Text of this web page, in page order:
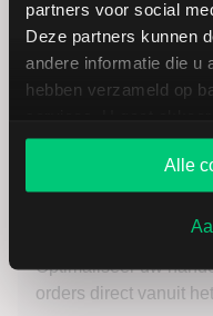
partners voor social
Deze partners kunnen
andere informatie die u
hebben verzameld op
website blijft gebruiken.
Alle
Optimaliseer uw
orders direct vanuit